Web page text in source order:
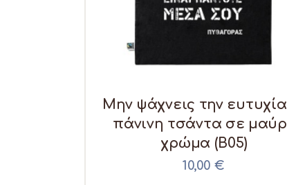
Μην ψάχνεις την
πάνινη τσάντα σε
χρώμα (B05)
10,00 €